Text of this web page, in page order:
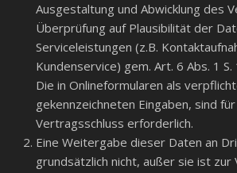
Ausgestaltung und Abwicklung des
Überprüfung auf Plausibilität der
Serviceleistungen (z.B.
Kundenservice) gem. Art. 6 Abs. 1 S.
Die in Onlineformularen als
gekennzeichneten Eingaben, sind
Vertragsschluss erforderlich.
Eine Weitergabe dieser Daten an
grundsätzlich nicht, außer sie ist